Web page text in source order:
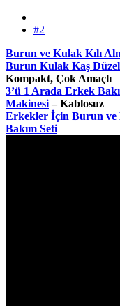
#2
Burun ve Kulak Kılı
Burun Kulak Kaş
Kompakt, Çok Amaçlı
3’ü 1 Arada Erkek
Makinesi– Kablosuz
Erkekler İçin Burun ve
Bakım Seti